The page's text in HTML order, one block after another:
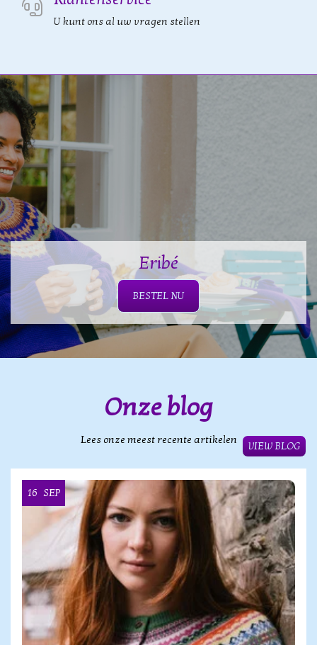
U kunt ons al uw vragen stellen
Eribé
BESTEL NU
Onze blog
Lees onze meest recente artikelen
VIEW BLOG
16 SEP